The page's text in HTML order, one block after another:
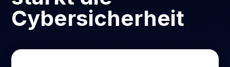
Cybersicherheit